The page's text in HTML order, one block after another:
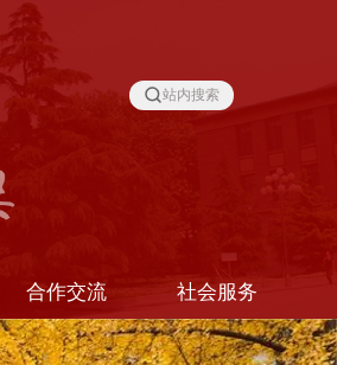
站内搜索
合作交流 社会服务